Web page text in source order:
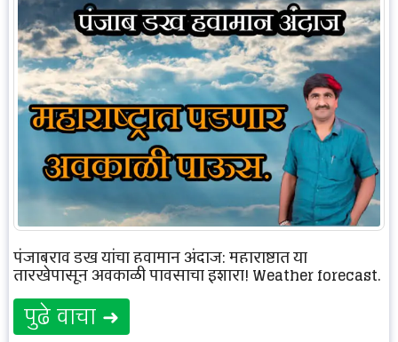
पंजाबराव डख यांचा हवामान अंदाज: महाराष्ट्रात या
तारखेपासून अवकाळी पावसाचा इशारा! Weather forecast.
पुढे वाचा ➜